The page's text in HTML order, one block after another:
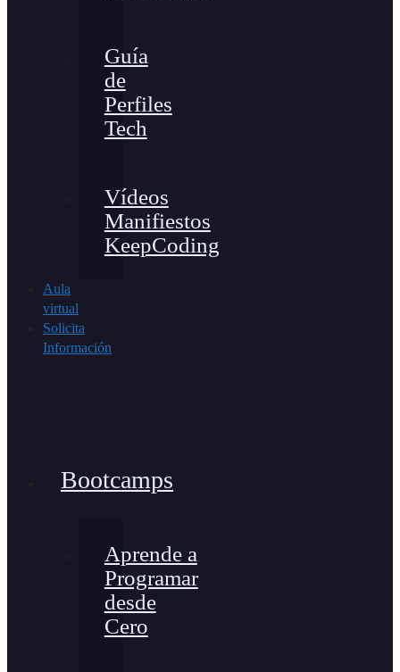
Guía
de
Perfiles
Tech
Vídeos
Manifiestos
KeepCoding
Aula
virtual
Solicita
Información
Bootcamps
Aprende a
Programar
desde
Cero